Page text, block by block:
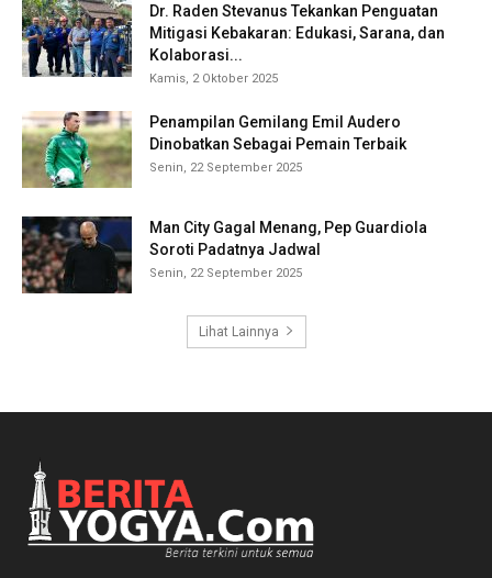
Dr. Raden Stevanus Tekankan Penguatan
Mitigasi Kebakaran: Edukasi, Sarana, dan
Kolaborasi...
Kamis, 2 Oktober 2025
Penampilan Gemilang Emil Audero
Dinobatkan Sebagai Pemain Terbaik
Senin, 22 September 2025
Man City Gagal Menang, Pep Guardiola
Soroti Padatnya Jadwal
Senin, 22 September 2025
Lihat Lainnya